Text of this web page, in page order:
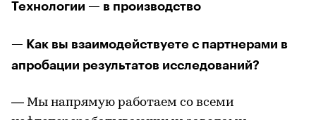
Технологии — в производство
— Как вы взаимодействуете с партнерами в
апробации результатов исследований?
— Мы напрямую работаем со всеми